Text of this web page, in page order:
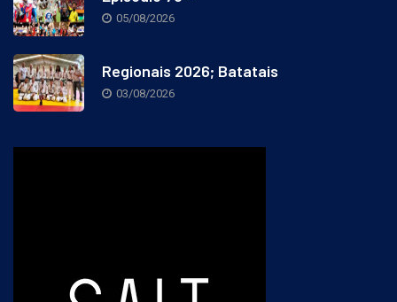
05/08/2026
Regionais 2026; Batatais
03/08/2026